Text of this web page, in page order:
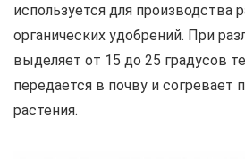
используется для производства
органических удобрений. При
выделяет от 15 до 25 градусов
передается в почву и согревает
растения.